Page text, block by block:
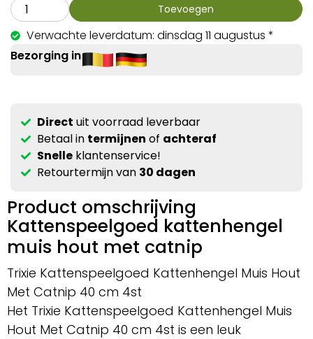
Toevoegen
Verwachte leverdatum: dinsdag 11 augustus *
Bezorging in
Direct uit voorraad leverbaar
Betaal in termijnen of achteraf
Snelleklantenservice!
Retourtermijn van 30 dagen
Product omschrijving
Kattenspeelgoed kattenhengel
muis hout met catnip
Trixie Kattenspeelgoed Kattenhengel Muis Hout
Met Catnip 40 cm 4st
Het Trixie Kattenspeelgoed Kattenhengel Muis
Hout Met Catnip 40 cm 4st is een leuk